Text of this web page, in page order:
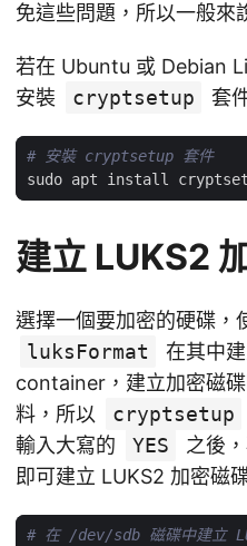
免這些問題，所以一般來
若在 Ubuntu 或 Debian
安裝
cryptsetup 套
# 安裝 cryptsetup 套件
建立 LUKS2
選擇一個要加密的硬碟，
luksFormat
在其中
container，建立加密磁
料，所以
cryptsetup
輸入大寫的
YES
之後
即可建立 LUKS2 加密磁
# 在 /dev/sdb 磁碟中建立